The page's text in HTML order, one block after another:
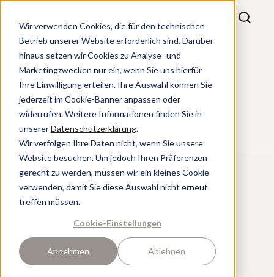
Wir verwenden Cookies, die für den technischen
Betrieb unserer Website erforderlich sind. Darüber
hinaus setzen wir Cookies zu Analyse- und
Marketingzwecken nur ein, wenn Sie uns hierfür
Ihre Einwilligung erteilen. Ihre Auswahl können Sie
jederzeit im Cookie-Banner anpassen oder
widerrufen. Weitere Informationen finden Sie in
unsererDatenschutzerklärung.
Wir verfolgen Ihre Daten nicht, wenn Sie unsere
Website besuchen. Um jedoch Ihren Präferenzen
gerecht zu werden, müssen wir ein kleines Cookie
verwenden, damit Sie diese Auswahl nicht erneut
treffen müssen.
Cookie-Einstellungen
Annehmen Ablehnen